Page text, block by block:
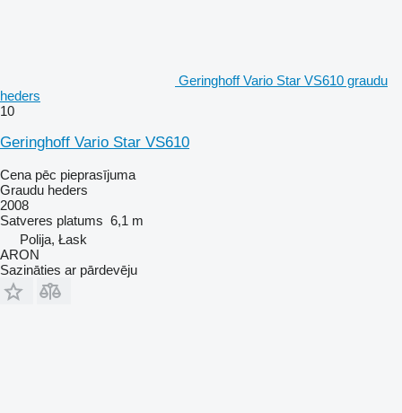
Geringhoff Vario Star VS610 graudu
heders
10
Geringhoff Vario Star VS610
Cena pēc pieprasījuma
Graudu heders
2008
Satveres platums 6,1 m
Polija, Łask
ARON
Sazināties ar pārdevēju